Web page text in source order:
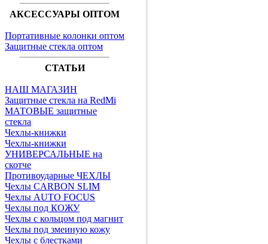
АКСЕССУАРЫ ОПТОМ
Портативные колонки оптом
Защитные стекла оптом
СТАТЬИ
НАШ МАГАЗИН
Защитные стекла на RedMi
МАТОВЫЕ защитные
стекла
Чехлы-книжки
Чехлы-книжки
УНИВЕРСАЛЬНЫЕ на
скотче
Противоударные ЧЕХЛЫ
Чехлы CARBON SLIM
Чехлы AUTO FOCUS
Чехлы под КОЖУ
Чехлы с кольцом под магнит
Чехлы под змеиную кожу
Чехлы с блестками